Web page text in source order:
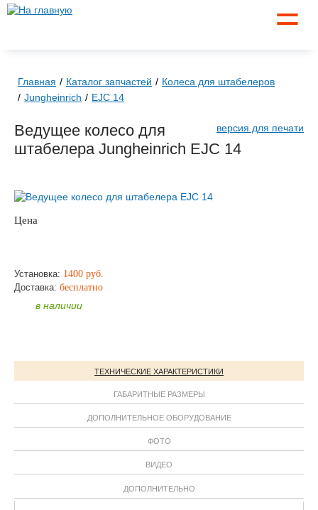
☰
Главная Каталог запчастей
Колеса для штабелеров
Jungheinrich
EJC 14
версия для печати
Ведущее колесо для
штабелера Jungheinrich EJC 14
Цена
Установка: 1400 руб.
Доставка: бесплатно
в наличии
ТЕХНИЧЕСКИЕ ХАРАКТЕРИСТИКИ
ГАБАРИТНЫЕ РАЗМЕРЫ
ДОПОЛНИТЕЛЬНОЕ ОБОРУДОВАНИЕ
ФОТО
ВИДЕО
ДОПОЛНИТЕЛЬНО